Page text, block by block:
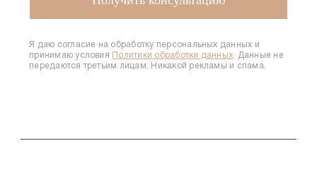
Я даю согласие на обработку персональных данных и
принимаю условия
Политики обработки данных . Данные не
передаются третьим лицам. Никакой рекламы и спама.